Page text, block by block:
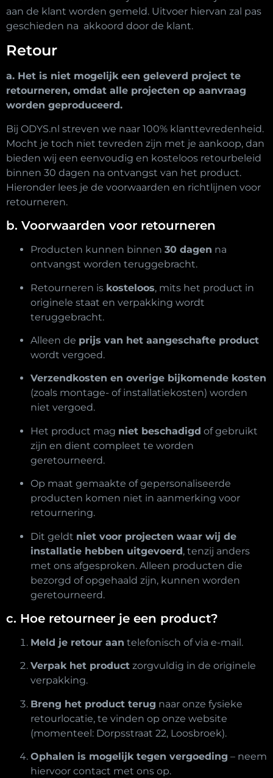
aan de klant worden gemeld. Uitvoer hiervan zal pas
geschieden na akkoord door de klant.
Retour
a. Het is niet mogelijk een geleverd project te
retourneren, omdat alle projecten op aanvraag
worden geproduceerd.
Bij ODYS.nl streven we naar 100% klanttevredenheid.
Mocht je toch niet tevreden zijn met je aankoop, dan
bieden wij een eenvoudig en kosteloos retourbeleid
binnen 30 dagen na ontvangst van het product.
Hieronder lees je de voorwaarden en richtlijnen voor
retourneren.
b. Voorwaarden voor retourneren
Producten kunnen binnen 30 dagen na
ontvangst worden teruggebracht.
Retourneren is kosteloos, mits het product in
originele staat en verpakking wordt
teruggebracht.
Alleen de prijs van het aangeschafte product
wordt vergoed.
Verzendkosten en overige bijkomende kosten
(zoals montage- of installatiekosten) worden
niet vergoed.
Het product mag niet beschadigd of gebruikt
zijn en dient compleet te worden
geretourneerd.
Op maat gemaakte of gepersonaliseerde
producten komen niet in aanmerking voor
retournering.
Dit geldt niet voor projecten waar wij de
installatie hebben uitgevoerd, tenzij anders
met ons afgesproken. Alleen producten die
bezorgd of opgehaald zijn, kunnen worden
geretourneerd.
c. Hoe retourneer je een product?
Meld je retour aan telefonisch of via e-mail.
Verpak het product zorgvuldig in de originele
verpakking.
Breng het product terug naar onze fysieke
retourlocatie, te vinden op onze website
(momenteel: Dorpsstraat 22, Loosbroek).
Ophalen is mogelijk tegen vergoeding – neem
hiervoor contact met ons op.